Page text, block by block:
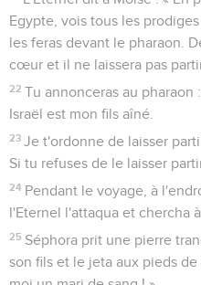
Egypte, vois tous les
les feras devant le pharaon.
cœur et il ne laissera pas
22 Tu annonceras au pharaon
Israël est mon fils aîné.
23 Je t'ordonne de laisser
Si tu refuses de le laisser
24 Pendant le voyage, à
l'Eternel l'attaqua et chercha
25 Séphora prit une pierre
son fils et le jeta aux pieds